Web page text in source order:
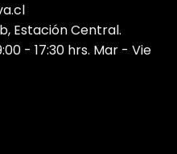
Estación Central.
- 17:30 hrs. Mar - Vie